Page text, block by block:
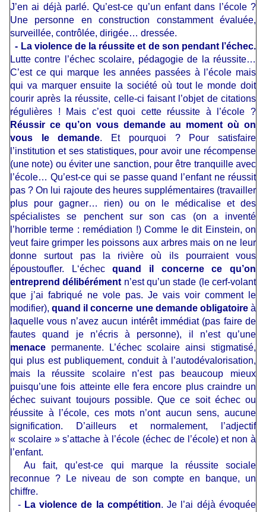
J’en ai déjà parlé. Qu’est-ce qu’un enfant dans l’école ?
Une personne en construction constamment évaluée,
surveillée, contrôlée, dirigée… dressée.
- La violence de la réussite et de son pendant l’échec.
Lutte contre l’échec scolaire, pédagogie de la réussite…
C’est ce qui marque les années passées à l’école mais
qui va marquer ensuite la société où tout le monde doit
courir après la réussite, celle-ci faisant l’objet de citations
régulières ! Mais c’est quoi cette réussite à l’école ?
Réussir ce qu’on vous demande au moment où on
vous le demande. Et pourquoi ? Pour satisfaire
l’institution et ses statistiques, pour avoir une récompense
(une note) ou éviter une sanction, pour être tranquille avec
l’école… Qu’est-ce qui se passe quand l’enfant ne réussit
pas ? On lui rajoute des heures supplémentaires (travailler
plus pour gagner… rien) ou on le médicalise et des
spécialistes se penchent sur son cas (on a inventé
l’horrible terme : remédiation !) Comme le dit Einstein, on
veut faire grimper les poissons aux arbres mais on ne leur
donne surtout pas la rivière où ils pourraient vous
époustoufler. L‘échecquand il concerne ce qu’on
entreprend délibérément n’est qu’un stade (le cerf-volant
que j’ai fabriqué ne vole pas. Je vais voir comment le
modifier),quand il concerne une demande obligatoireà
laquelle vous n’avez aucun intérêt immédiat (pas faire de
fautes quand je n’écris à personne), il n’est qu’une
menace permanente. L’échec scolaire ainsi stigmatisé,
qui plus est publiquement, conduit à l’autodévalorisation,
mais la réussite scolaire n’est pas beaucoup mieux
puisqu’une fois atteinte elle fera encore plus craindre un
échec suivant toujours possible. Que ce soit échec ou
réussite à l’école, ces mots n’ont aucun sens, aucune
signification. D’ailleurs et normalement, l’adjectif
« scolaire » s’attache à l’école (échec de l’école) et non à
l’enfant.
Au fait, qu’est-ce qui marque la réussite sociale
reconnue ? Le niveau de son compte en banque, un
chiffre.
- La violence de la compétition. Je l’ai déjà évoquée